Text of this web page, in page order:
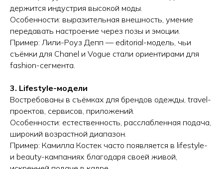
держится индустрия высокой моды.
Особенности: выразительная внешность, умение
передавать настроение через позы и эмоции.
Пример: Лили-Роуз Депп — editorial-модель, чьи
съёмки для Chanel и Vogue стали ориентирами для
fashion-сегмента.
3. Lifestyle-модели
Востребованы в съёмках для брендов одежды, travel-
проектов, сервисов, приложений.
Особенности: естественность, расслабленная подача,
широкий возрастной диапазон.
Пример: Камилла Костек часто появляется в lifestyle-
и beauty-кампаниях благодаря своей живой,